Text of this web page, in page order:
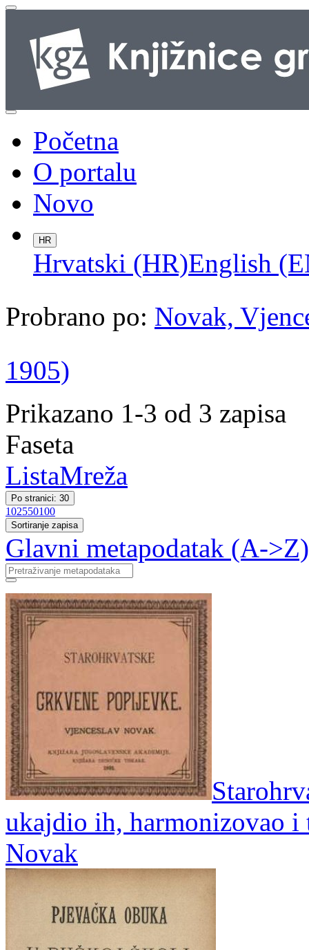
Početna
O portalu
Novo
HR
Hrvatski (HR)English
Probrano po: Novak,
1905)
Prikazano 1-3 od 3 zapisa
Faseta
ListaMreža
Po stranici: 30
102550100
Sortiranje zapisa
Glavni metapodatak (A->Z)
ukajdio ih, harmonizovao i
Novak